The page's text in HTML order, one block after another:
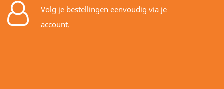
Volg je bestellingen eenvoudig via je
account.